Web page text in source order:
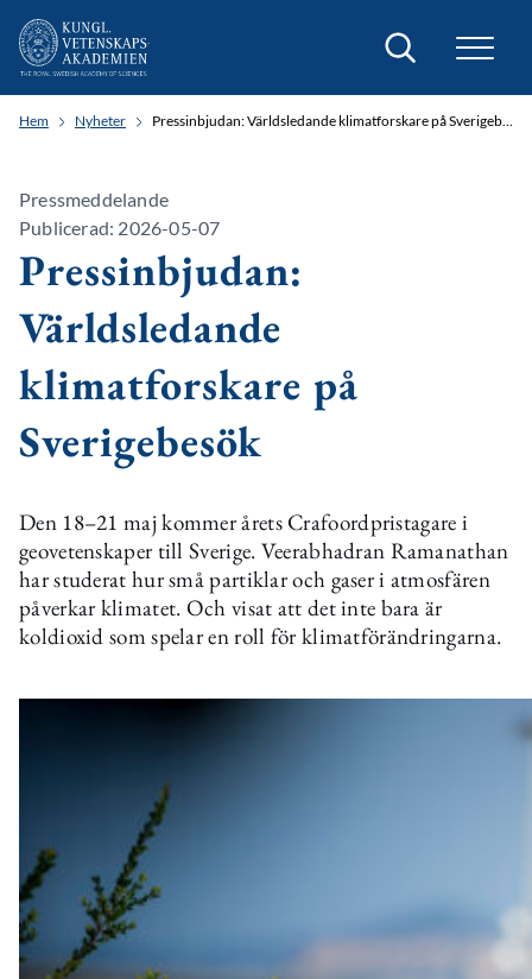
Sök
Hem Nyheter Pressinbjudan: Världsledande klimatforskare på Sverigebesök
Pressmeddelande
Publicerad: 2026-05-07
Pressinbjudan:
Världsledande
klimatforskare på
Sverigebesök
Den 18–21 maj kommer årets Crafoordpristagare i
geovetenskaper till Sverige. Veerabhadran Ramanathan
har studerat hur små partiklar och gaser i atmosfären
påverkar klimatet. Och visat att det inte bara är
koldioxid som spelar en roll för klimatförändringarna.